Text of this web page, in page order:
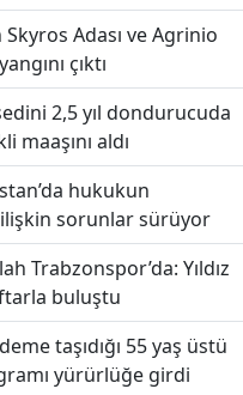
Adası ve Agrinio
çıktı
2,5 yıl dondurucuda
maaşını aldı
hukukun
sorunlar sürüyor
Trabzonspor’da: Yıldız
buluştu
taşıdığı 55 yaş üstü
yürürlüğe girdi